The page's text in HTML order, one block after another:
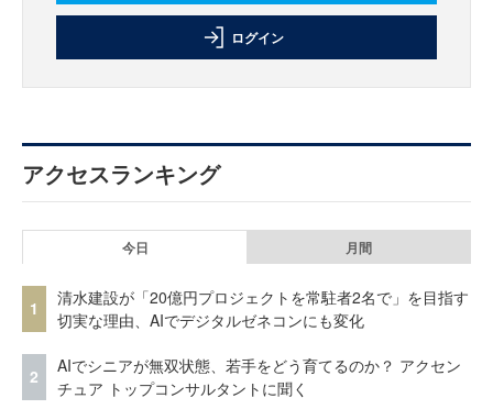
ログイン
アクセスランキング
今日 月間
1
清水建設が「20億円プロジェクトを常駐者2名で」を目指す
切実な理由、AIでデジタルゼネコンにも変化
2
AIでシニアが無双状態、若手をどう育てるのか？ アクセン
チュア トップコンサルタントに聞く